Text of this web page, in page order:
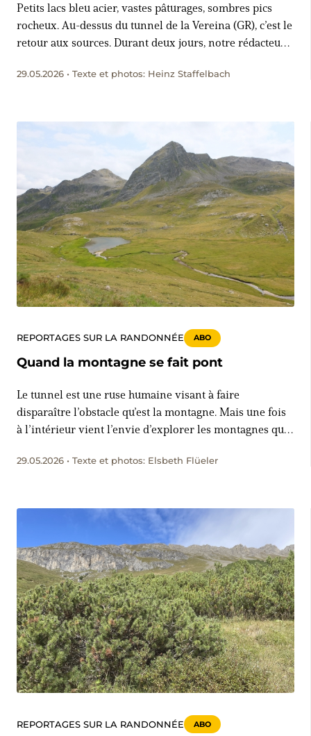
Petits lacs bleu acier, vastes pâturages, sombres pics
rocheux. Au-dessus du tunnel de la Vereina (GR), c’est le
retour aux sources. Durant deux jours, notre rédacteur a
classique.
29.05.2026 • Texte et photos: Heinz Staffelbach
REPORTAGES SUR LA RANDONNÉE ABO
Quand la montagne se fait pont
Le tunnel est une ruse humaine visant à faire
disparaître l’obstacle qu’est la montagne. Mais une fois
à l’intérieur vient l’envie d’explorer les montagnes qui
Gothard, inspirée par Carl Spitteler.
29.05.2026 • Texte et photos: Elsbeth Flüeler
REPORTAGES SUR LA RANDONNÉE ABO